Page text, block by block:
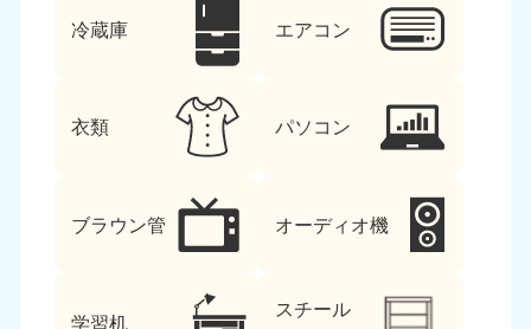
冷蔵庫 エアコン
衣類 パソコン
ブラウン管 オーディオ機
学習机
スチール